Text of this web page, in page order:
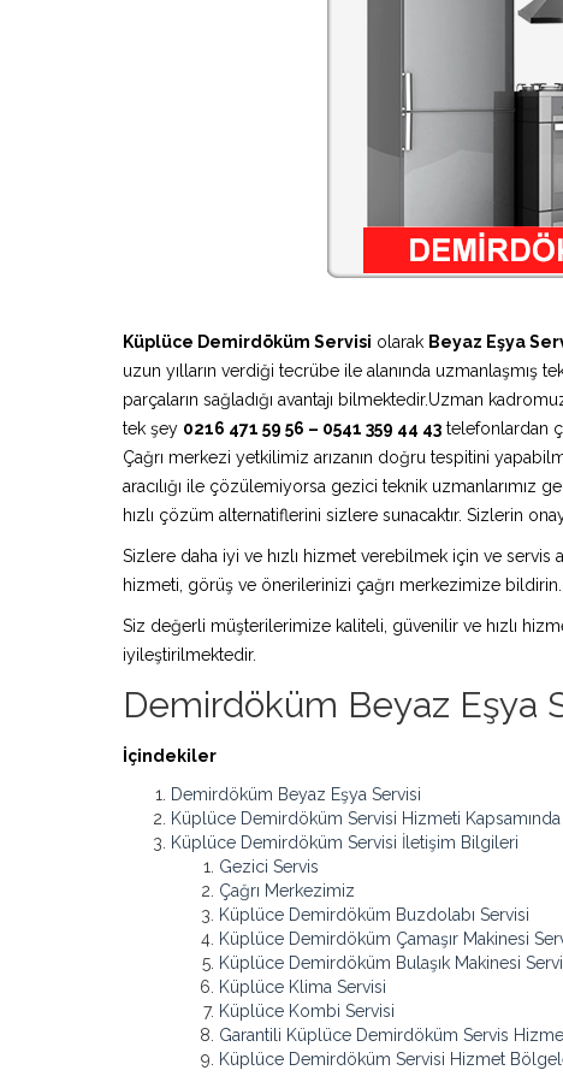
Küplüce Demirdöküm Servisi olarak Beyaz Eşya
uzun yılların verdiği tecrübe ile alanında uzmanlaşmış
parçaların sağladığı avantajı bilmektedir.Uzman
tek şey 0216 471 59 56 – 0541 359 44 43 telefonlardan
Çağrı merkezi yetkilimiz arızanın doğru tespitini
aracılığı ile çözülemiyorsa gezici teknik uzmanlarımız
hızlı çözüm alternatiflerini sizlere sunacaktır. Sizlerin
Sizlere daha iyi ve hızlı hizmet verebilmek için ve servis
hizmeti, görüş ve önerilerinizi çağrı merkezimize
Siz değerli müşterilerimize kaliteli, güvenilir ve hızlı
iyileştirilmektedir.
Demirdöküm Beyaz Eşya
İçindekiler
Demirdöküm Beyaz Eşya Servisi
Küplüce Demirdöküm Servisi Hizmeti
Küplüce Demirdöküm Servisi İletişim Bilgileri
Gezici Servis
Çağrı Merkezimiz
Küplüce Demirdöküm Buzdolabı Servisi
Küplüce Demirdöküm Çamaşır Makinesi
Küplüce Demirdöküm Bulaşık Makinesi
Küplüce Klima Servisi
Küplüce Kombi Servisi
Garantili Küplüce Demirdöküm Servis
Küplüce Demirdöküm Servisi Hizmet